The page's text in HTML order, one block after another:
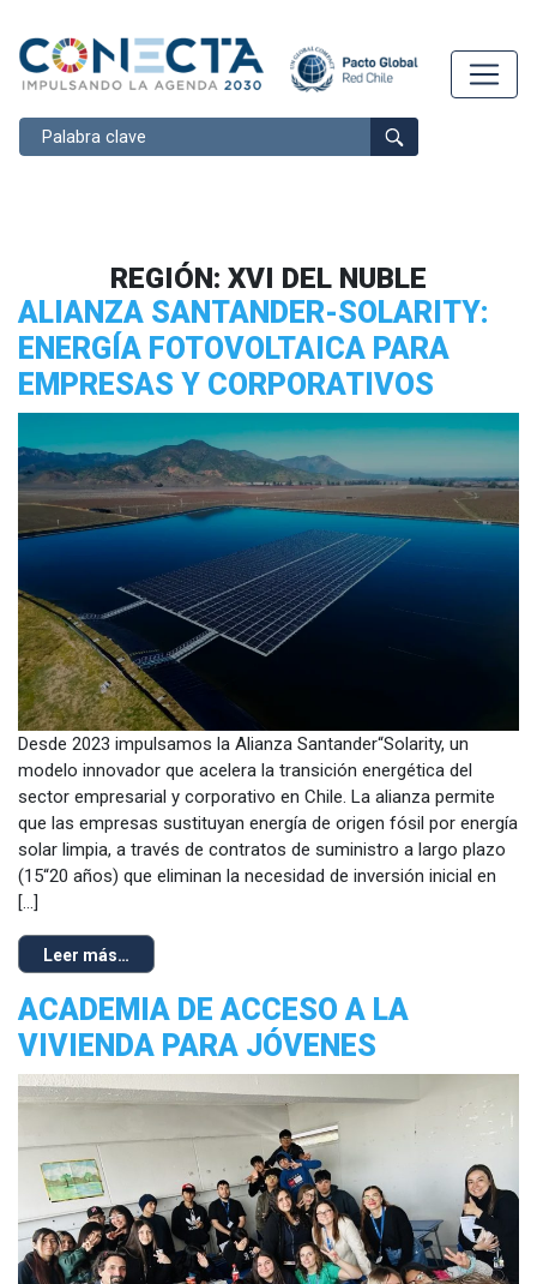
Buscar
REGIÓN: XVI DEL NUBLE
ALIANZA SANTANDER-SOLARITY:
ENERGÍA FOTOVOLTAICA PARA
EMPRESAS Y CORPORATIVOS
Desde 2023 impulsamos la Alianza Santander“Solarity, un
modelo innovador que acelera la transición energética del
sector empresarial y corporativo en Chile. La alianza permite
que las empresas sustituyan energía de origen fósil por energía
solar limpia, a través de contratos de suministro a largo plazo
(15“20 años) que eliminan la necesidad de inversión inicial en
[…]
Leer más…
ACADEMIA DE ACCESO A LA
VIVIENDA PARA JÓVENES